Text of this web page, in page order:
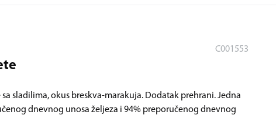
C001553
sladilima, okus breskva-marakuja. Dodatak prehrani. Jedna
dnevnog unosa željeza i 94% preporučenog dnevnog